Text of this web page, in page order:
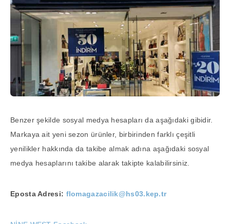
Benzer şekilde sosyal medya hesapları da aşağıdaki gibidir.
Markaya ait yeni sezon ürünler, birbirinden farklı çeşitli
yenilikler hakkında da takibe almak adına aşağıdaki sosyal
medya hesaplarını takibe alarak takipte kalabilirsiniz.
Eposta Adresi: flomagazacilik@hs03.kep.tr